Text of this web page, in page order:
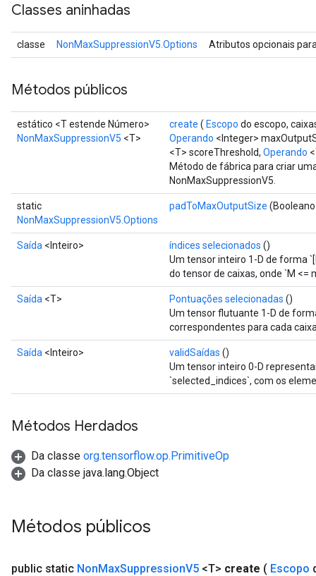
Classes aninhadas
classe NonMaxSuppressionV5.Options Atributos opcionais
Métodos públicos
estático <T estende Número>
NonMaxSuppressionV5 <T>
create ( Escopo do escopo,
Operando <Integer>
<T> scoreThreshold, Operando
Método de fábrica para criar
NonMaxSuppressionV5.
static
NonMaxSuppressionV5.Options
padToMaxOutputSize
Saída <Inteiro> índices selecionados ()
Um tensor inteiro 1-D de forma
do tensor de caixas, onde `M <=
Saída <T> Pontuações selecionadas ()
Um tensor flutuante 1-D de
correspondentes para cada
Saída <Inteiro> validSaídas ()
Um tensor inteiro 0-D
`selected_indices`, com os
Métodos Herdados
Da classe org.tensorflow.op.PrimitiveOp
Da classe java.lang.Object
Métodos públicos
public static NonMaxSuppressionV5 <T> create ( Escopo